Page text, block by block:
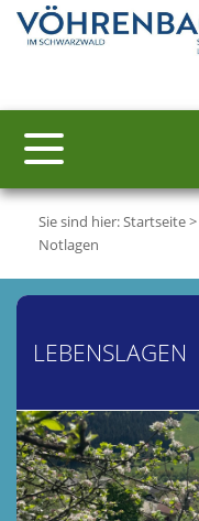
Sie sind hier:Startseite>
Notlagen
LEBENSLAGEN